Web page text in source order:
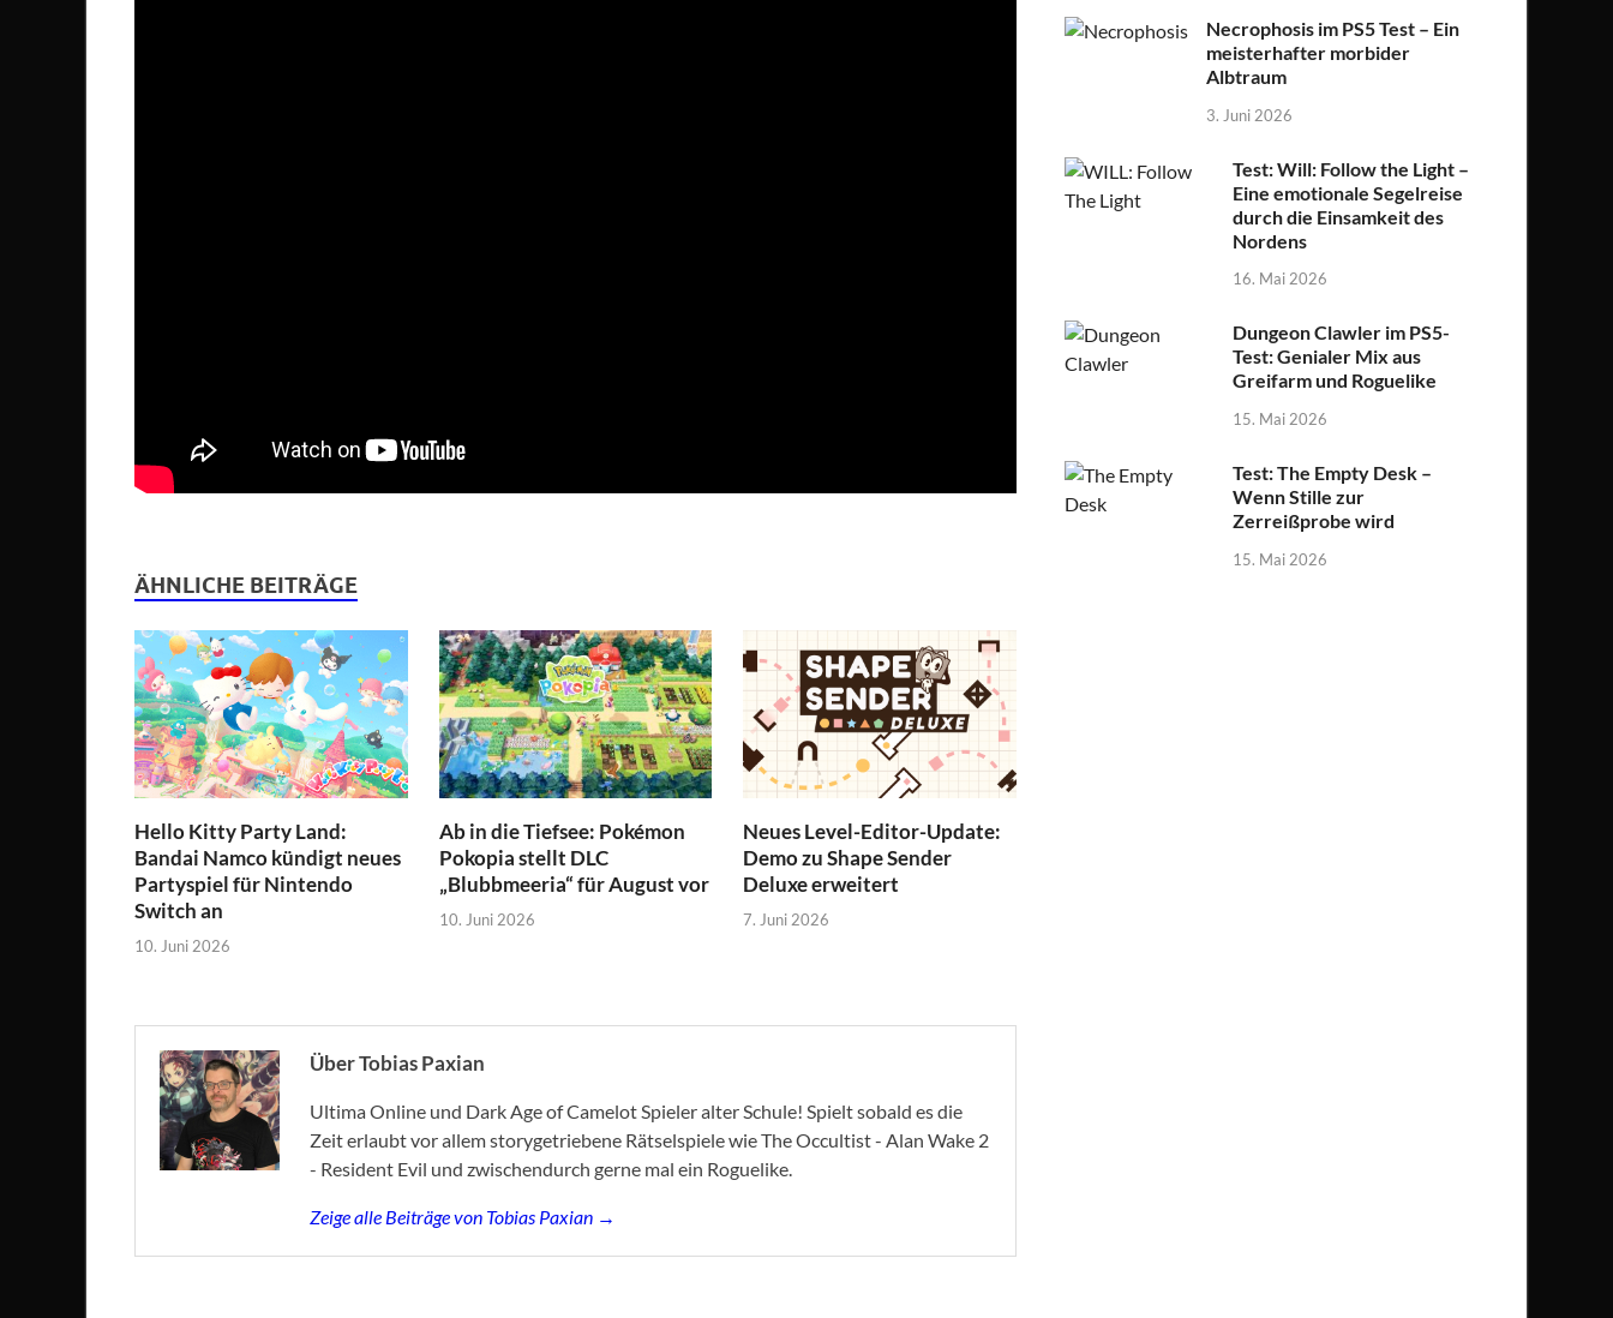
ÄHNLICHE BEITRÄGE
Hello Kitty Party Land:
Bandai Namco kündigt neues
Partyspiel für Nintendo
Switch an
10. Juni 2026
Ab in die Tiefsee: Pokémon
Pokopia stellt DLC
„Blubbmeeria“ für August vor
10. Juni 2026
Neues Level-Editor-Update:
Demo zu Shape Sender
Deluxe erweitert
7. Juni 2026
Über Tobias Paxian
Ultima Online und Dark Age of Camelot Spieler alter Schule! Spielt sobald es die
Zeit erlaubt vor allem storygetriebene Rätselspiele wie The Occultist - Alan Wake 2
- Resident Evil und zwischendurch gerne mal ein Roguelike.
Zeige alle Beiträge von Tobias Paxian →
Necrophosis im PS5 Test – Ein
meisterhafter morbider
Albtraum
3. Juni 2026
Test: Will: Follow the Light –
Eine emotionale Segelreise
durch die Einsamkeit des
Nordens
16. Mai 2026
Dungeon Clawler im PS5-
Test: Genialer Mix aus
Greifarm und Roguelike
15. Mai 2026
Test: The Empty Desk –
Wenn Stille zur
Zerreißprobe wird
15. Mai 2026